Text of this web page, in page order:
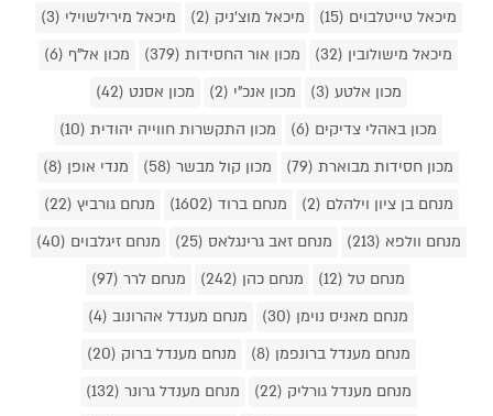
מיכאל טייטלבוים (15)
מיכאל מוצ'ניק (2)
מיכאל מירילשוילי (3)
מיכאל מישולובין (32)
מכון אור החסידות (379)
מכון אל"ף (6)
מכון אלטע (3)
מכון אנכ"י (2)
מכון אסנט (42)
מכון באהלי צדיקים (6)
מכון התקשרות חווייה יהודית (10)
מכון חסידות מבוארת (79)
מכון קול מבשר (58)
מנדי אופן (8)
מנחם בן ציון וילהלם (2)
מנחם ברוד (1602)
מנחם גורביץ (22)
מנחם וולפא (213)
מנחם זאב גרינגלאס (25)
מנחם זיגלבוים (40)
מנחם טל (12)
מנחם כהן (242)
מנחם לרר (97)
מנחם מאניס נוימן (30)
מנחם מענדל אהרונוב (4)
מנחם מענדל ברונפמן (8)
מנחם מענדל ברוק (20)
מנחם מענדל גורליק (22)
מנחם מענדל גרונר (132)